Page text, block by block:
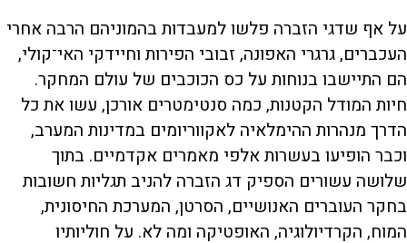
על אף שדגי הזברה פלשו למעבדות בהמוניהם הרבה אחרי
העכברים, גרגרי האפונה, זבובי הפירות וחיידקי האי־קולי,
הם התיישבו בנוחות על כס הכוכבים של עולם המחקר.
חיות המודל הקטנות, כמה סנטימטרים אורכן, עשו את כל
הדרך מנהרות ההימלאיה לאקווריומים במדינות המערב,
וכבר הופיעו בעשרות אלפי מאמרים אקדמיים. בתוך
שלושה עשורים הספיק דג הזברה להניב תגליות חשובות
בחקר העוברים האנושיים, הסרטן, המערכת החיסונית,
המוח, הקרדיולוגיה, האופטיקה ומה לא. על חוליותיו